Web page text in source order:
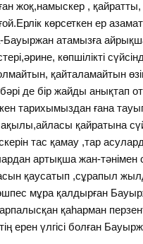
жоқ,намыскер ,
көрсеткен ер
Бауыржан атамызға
көпшілікті
қайталамайтын
де бір жайды анықтап
тарихымыздан ғана
қайратына
тас қамау ,тар
артықша жан-тәнімен
қаусатып ,сұрапыл
мұра қалдырған
қаһарман
ерен үлгісі болған